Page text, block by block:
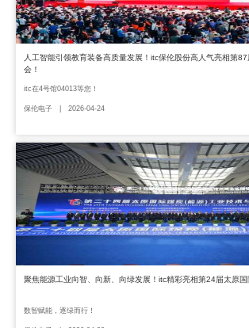
人工智能引领教育装备高质量发展！itc保伦股份高人气亮相第
会！
itc在4号馆04013等您！
保伦电子 | 2026-04-24
聚焦能源工业向智、向新、向绿发展！itc精彩亮相第24届太原国
数智赋能，逐绿而行！